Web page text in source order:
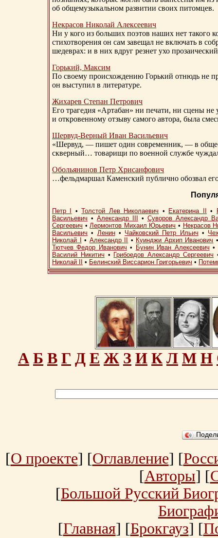
об общемузыкальном развитии своих питомцев.
Некрасов Николай Алексеевич
Ни у кого из больших поэтов наших нет такого
стихотворения он сам завещал не включать в
шедеврах: и в них вдруг резнет ухо
Горький, Максим
По своему происхождению Горький отнюдь не
он выступил в литературе.
Жихарев Степан Петрович
Его трагедия «Артабан» ни печати, ни сцены
и откровенному отзыву самого автора, была
Шервуд-Верный Иван Васильевич
«Шервуд, — пишет один современник, — в
скверный… товарищи по военной службе
Обольянинов Петр Хрисанфович
…фельдмаршал Каменский публично обозвал
Петр I •Толстой Лев Николаевич • Екатерина II •
Васильевич • Александр III • Суворов Александр
Сергеевич •Лермонтов Михаил Юрьевич • Некрасов
Васильевич • Ленин• Чайковский Петр Ильич •
Николай I
• Александр II • Куинджи Архип Иванович
Тютчев Федор Иванович • Бунин Иван Алексеевич •
Василий Никитич • Грибоедов Александр Сергеевич
Николай II
• Белинский Виссарион Григорьевич •
А Б В Г Д Е Ж З И К Л М Н
[О проекте] [Оглавление] [
[Авторы] [
[Большой Русский
[Главная] [Брокгауз] [